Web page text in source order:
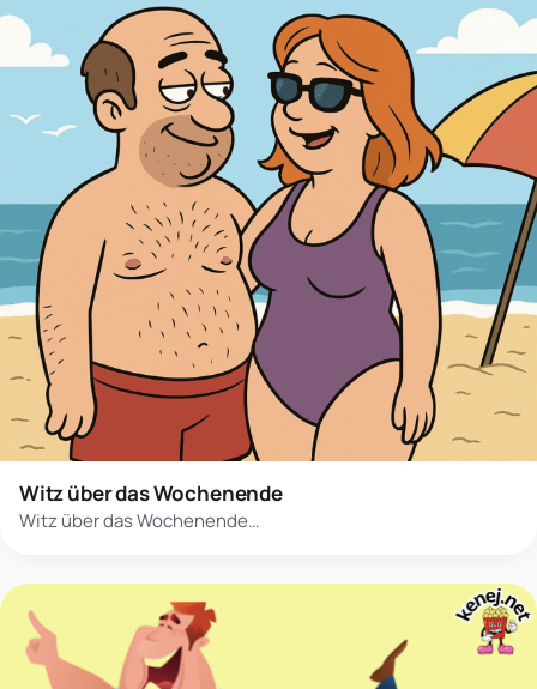
Witz über das Wochenende
Witz über das Wochenende…